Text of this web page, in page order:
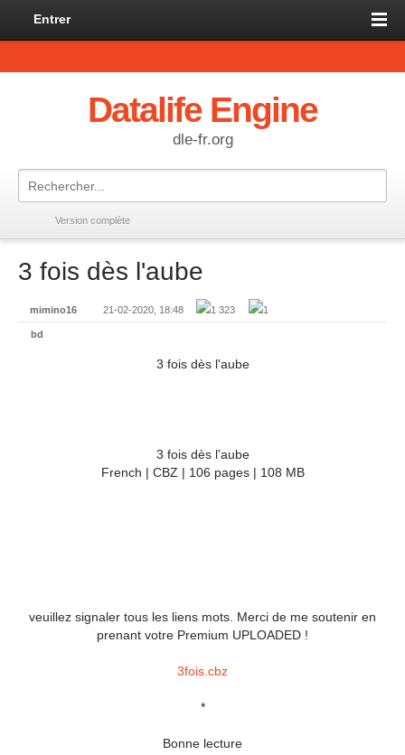
Entrer
Datalife Engine
dle-fr.org
Version complète
3 fois dès l'aube
mimino16 21-02-2020, 18:48 1 323 1
bd
3 fois dès l'aube
3 fois dès l'aube
French | CBZ | 106 pages | 108 MB
veuillez signaler tous les liens mots. Merci de me soutenir en
prenant votre Premium UPLOADED !
3fois.cbz
*
Bonne lecture